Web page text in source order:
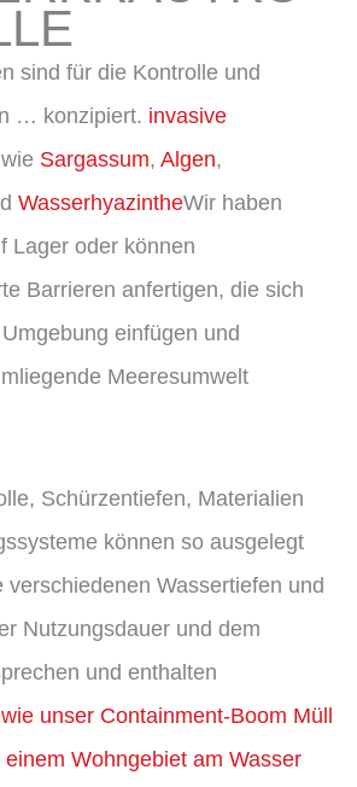
sind für die Kontrolle und
… konzipiert. invasive
wie Sargassum, Algen,
WasserhyazintheWir haben
Lager oder können
Barrieren anfertigen, die sich
einfügen und
Meeresumwelt
Schürzentiefen, Materialien
können so ausgelegt
verschiedenen Wassertiefen und
Nutzungsdauer und dem
und enthalten
unser Containment-Boom Müll
Wohngebiet am Wasser